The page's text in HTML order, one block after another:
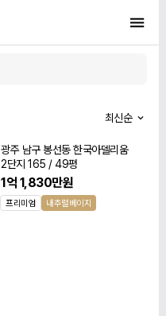
최신순
프리미엄 내추럴베이지
광주 남구 봉선동 한국아델리움
2단지 165 / 49평
1억 1,830만원